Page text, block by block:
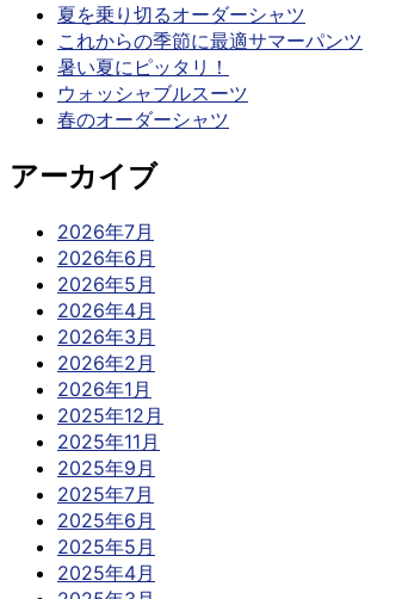
夏を乗り切るオーダーシャツ
これからの季節に最適サマーパンツ
暑い夏にピッタリ！
ウォッシャブルスーツ
春のオーダーシャツ
アーカイブ
2026年7月
2026年6月
2026年5月
2026年4月
2026年3月
2026年2月
2026年1月
2025年12月
2025年11月
2025年9月
2025年7月
2025年6月
2025年5月
2025年4月